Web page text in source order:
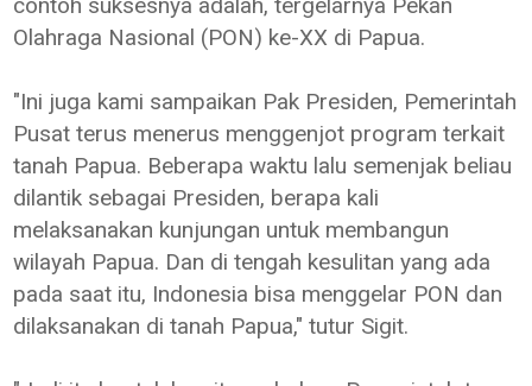
Olahraga Nasional (PON) ke-XX di Papua.
"Ini juga kami sampaikan Pak Presiden, Pemerintah
Pusat terus menerus menggenjot program terkait
tanah Papua. Beberapa waktu lalu semenjak beliau
dilantik sebagai Presiden, berapa kali
melaksanakan kunjungan untuk membangun
wilayah Papua. Dan di tengah kesulitan yang ada
pada saat itu, Indonesia bisa menggelar PON dan
dilaksanakan di tanah Papua," tutur Sigit.